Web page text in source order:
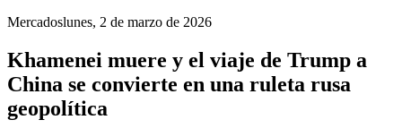
Mercadoslunes, 2 de marzo de 2026
Khamenei muere y el viaje de Trump a
China se convierte en una ruleta rusa
geopolítica